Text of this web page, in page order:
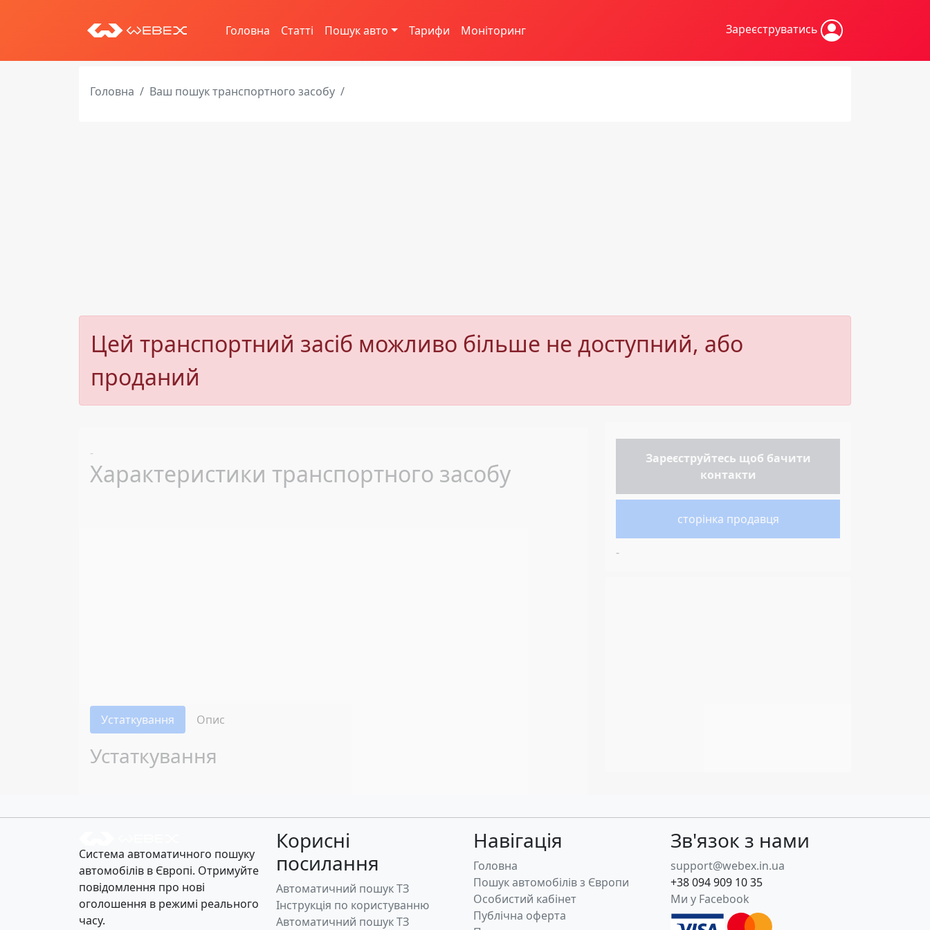
Головна Статті Пошук авто Тарифи Моніторинг Зареєструватись
Головна Ваш пошук транспортного засобу
Цей транспортний засіб можливо більше не доступний, або
проданий
-
Характеристики транспортного засобу
Устаткування Опис
Устаткування
Зареєструйтесь щоб бачити
контакти
сторінка продавця
-
Система автоматичного пошуку
автомобілів в Європі. Отримуйте
повідомлення про нові
оголошення в режимі реального
часу.
Корисні
посилання
Автоматичний пошук ТЗ
Інструкція по користуванню
Автоматичний пошук ТЗ
Навігація
Головна
Пошук автомобілів з Європи
Особистий кабінет
Публічна оферта
Зв'язок з нами
support@webex.in.ua
+38 094 909 10 35
Ми у Facebook